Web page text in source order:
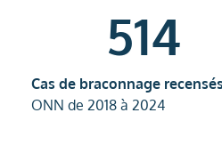
Cas de braconnage
ONN de 2018 à 2024
514